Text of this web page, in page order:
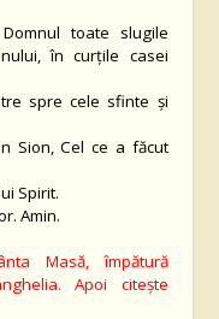
toate slugile
în curţile casei
spre cele sfinte şi
Sion, Cel ce a făcut
Spirit.
Amin.
Masă, împătură
Apoi citeşte